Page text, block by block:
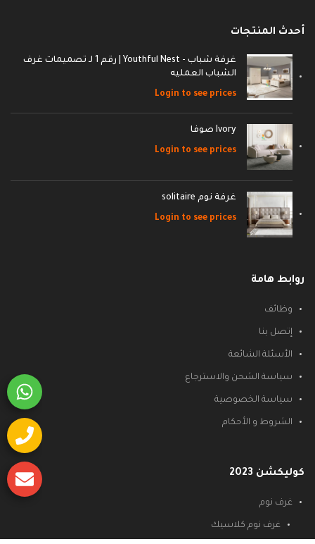
أحدث المنتجات
غرفة شباب - Youthful Nest | رقم 1 لـ تصميمات غرف
الشباب العمليه
Login to see prices
Ivory صوفا
Login to see prices
غرفة نوم solitaire
Login to see prices
روابط هامة
وظائف
إتصل بنا
الأسئلة الشائعة
سياسة الشحن والاسترجاع
سياسة الخصوصية
الشروط و الأحكام
كوليكشن 2023
غرف نوم
غرف نوم كلاسيك